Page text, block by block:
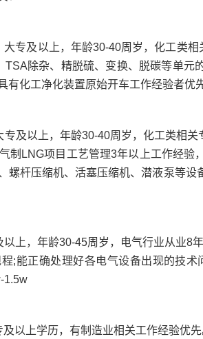
大专及以上，年龄30-40周岁，化工类
TSA除杂、精脱硫、变换、脱碳等单
有化工净化装置原始开车工作经验者优
专及以上，年龄30-40周岁，化工类相
制LNG项目工艺管理3年以上工作经
螺杆压缩机、活塞压缩机、潜液泵等
以上，年龄30-45周岁，电气行业从业8
;能正确处理好各电气设备出现的技
1.5w
及以上学历，有制造业相关工作经验优